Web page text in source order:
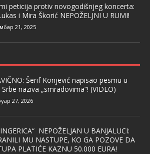
peticija protiv novogodišnjeg koncerta:
i Mira Škorić NEPOŽELJNI U RUMI!
21, 2025
Šerif Konjević napisao pesmu u
naziva „smradovima“! (VIDEO)
27, 2026
NEPOŽELJAN U BANJALUCI:
MU NASTUPE, KO GA POZOVE DA
PLATIĆE KAZNU 50.000 EURA!